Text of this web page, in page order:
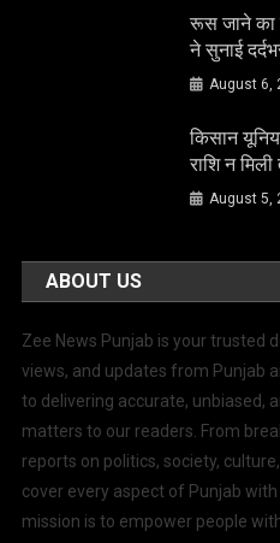
रूस जाने का
ने सुनाई
August 6,
किसान
राशि न
August 5,
ABOUT US
Zee News Punjab is your trusted
views, and updates from Punjab
to delivering accurate, unbiased,
matters to our readers. From
reports on politics, society,
cover every aspect of Punjab
mission is to empower people